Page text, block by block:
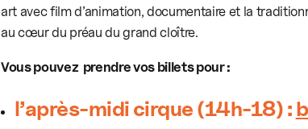
art avec film d’animation, documentaire et la
au cœur du préau du grand cloître.
Vous pouvez prendre vos billets pour :
l’après-midi cirque (14h-18) :